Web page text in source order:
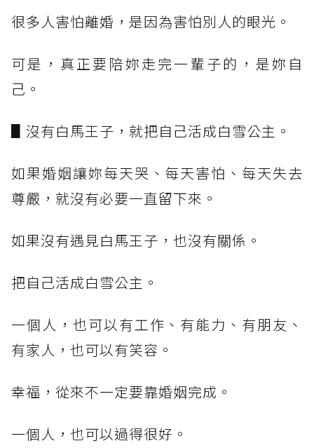
很多人害怕離婚，是因為害怕別人的眼光。
可是，真正要陪妳走完一輩子的，是妳自
己。
▋沒有白馬王子，就把自己活成白雪公主。
如果婚姻讓妳每天哭、每天害怕、每天失去
尊嚴，就沒有必要一直留下來。
如果沒有遇見白馬王子，也沒有關係。
把自己活成白雪公主。
一個人，也可以有工作、有能力、有朋友、
有家人，也可以有笑容。
幸福，從來不一定要靠婚姻完成。
一個人，也可以過得很好。